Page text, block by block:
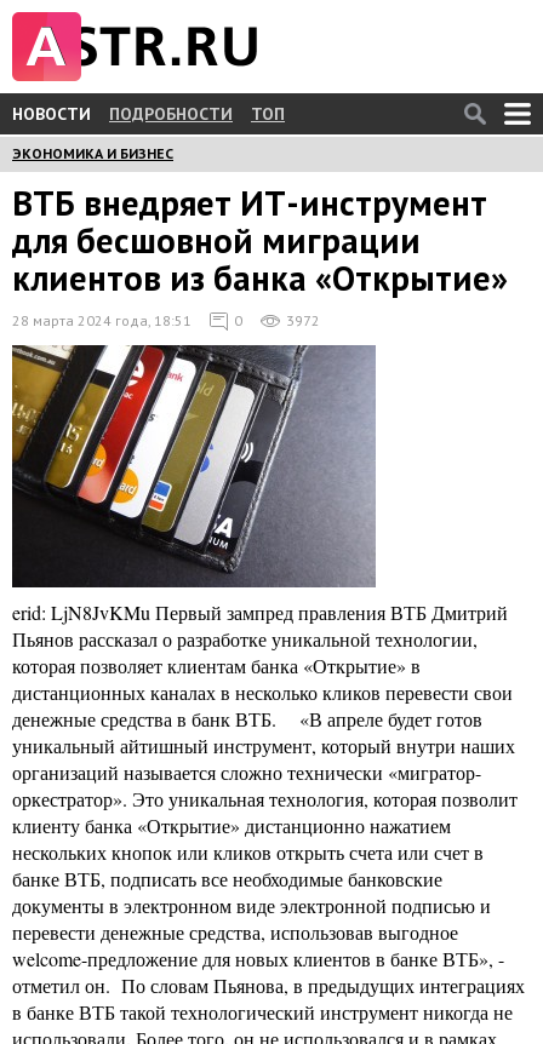
НОВОСТИ ПОДРОБНОСТИ ТОП
ЭКОНОМИКА И БИЗНЕС
ВТБ внедряет ИТ-инструмент
для бесшовной миграции
клиентов из банка «Открытие»
28 марта 2024 года, 18:51 0 3972
erid: LjN8JvKMu Первый зампред правления ВТБ Дмитрий
Пьянов рассказал о разработке уникальной технологии,
которая позволяет клиентам банка «Открытие» в
дистанционных каналах в несколько кликов перевести свои
денежные средства в банк ВТБ. «В апреле будет готов
уникальный айтишный инструмент, который внутри наших
организаций называется сложно технически «мигратор-
оркестратор». Это уникальная технология, которая позволит
клиенту банка «Открытие» дистанционно нажатием
нескольких кнопок или кликов открыть счета или счет в
банке ВТБ, подписать все необходимые банковские
документы в электронном виде электронной подписью и
перевести денежные средства, использовав выгодное
welcome-предложение для новых клиентов в банке ВТБ», -
отметил он. По словам Пьянова, в предыдущих интеграциях
в банке ВТБ такой технологический инструмент никогда не
использовали. Более того, он не использовался и в рамках